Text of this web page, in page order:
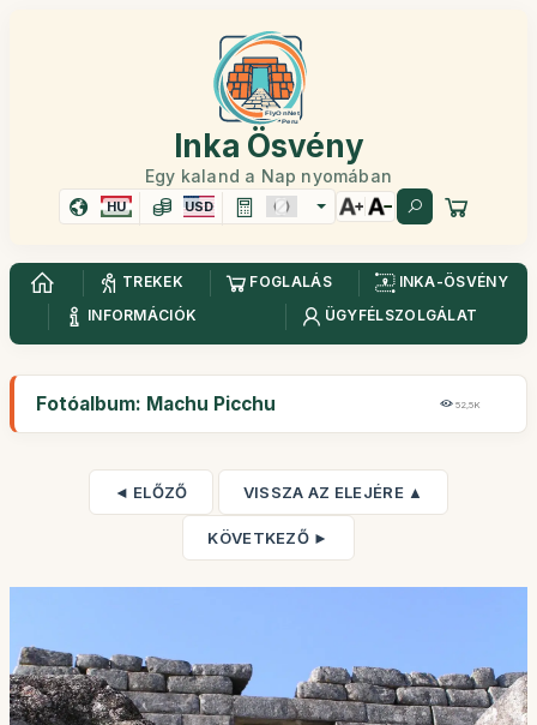
Inka Ösvény
Egy kaland a Nap nyomában
HU USD
TREKEK FOGLALÁS
INKA-ÖSVÉNY
INFORMÁCIÓK
ÜGYFÉLSZOLGÁLAT
Fotóalbum: Machu Picchu 52,5K
◄ ELŐZŐ VISSZA AZ ELEJÉRE ▲
KÖVETKEZŐ ►